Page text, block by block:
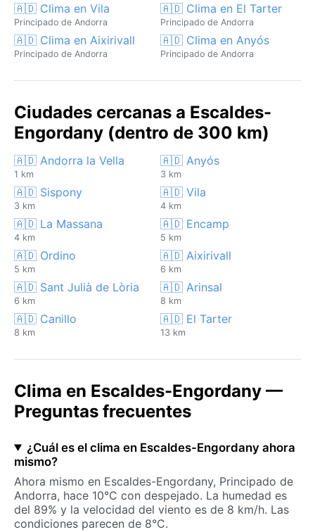
🇦🇩 Clima en Vila
Principado de Andorra
🇦🇩 Clima en El Tarter
Principado de Andorra
🇦🇩 Clima en Aixirivall
Principado de Andorra
🇦🇩 Clima en Anyós
Principado de Andorra
Ciudades cercanas a Escaldes-
Engordany (dentro de 300 km)
🇦🇩 Andorra la Vella
1 km
🇦🇩 Anyós
3 km
🇦🇩 Sispony
3 km
🇦🇩 Vila
4 km
🇦🇩 La Massana
4 km
🇦🇩 Encamp
5 km
🇦🇩 Ordino
5 km
🇦🇩 Aixirivall
6 km
🇦🇩 Sant Julià de Lòria
6 km
🇦🇩 Arinsal
8 km
🇦🇩 Canillo
8 km
🇦🇩 El Tarter
13 km
Clima en Escaldes-Engordany —
Preguntas frecuentes
¿Cuál es el clima en Escaldes-Engordany ahora
mismo?
Ahora mismo en Escaldes-Engordany, Principado de
Andorra, hace 10°C con despejado. La humedad es
del 89% y la velocidad del viento es de 8 km/h. Las
condiciones parecen de 8°C.